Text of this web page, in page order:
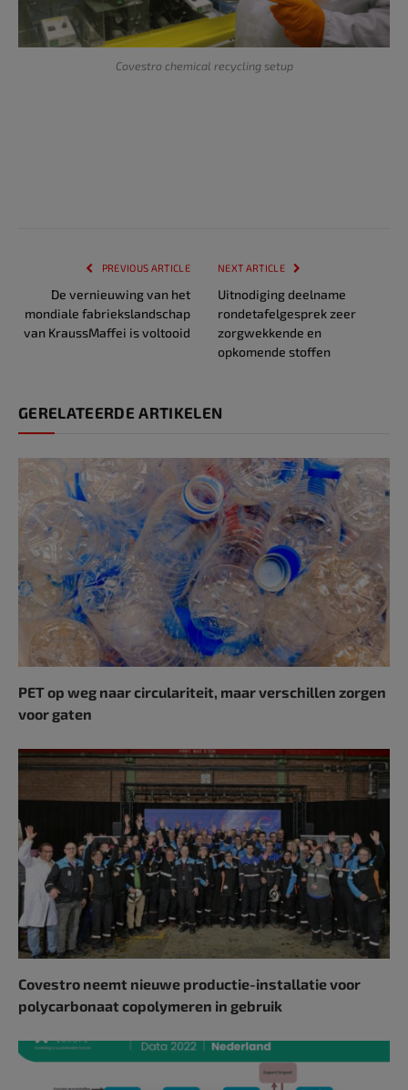
Covestro chemical recycling setup
PREVIOUS ARTICLE
De vernieuwing van het
mondiale fabriekslandschap
van KraussMaffei is voltooid
NEXT ARTICLE
Uitnodiging deelname
rondetafelgesprek zeer
zorgwekkende en
opkomende stoffen
GERELATEERDE ARTIKELEN
PET op weg naar circulariteit, maar verschillen zorgen
voor gaten
Covestro neemt nieuwe productie-installatie voor
polycarbonaat copolymeren in gebruik